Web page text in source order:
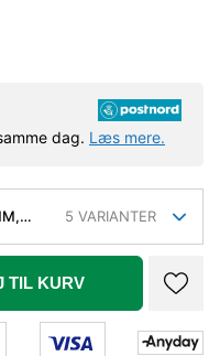
dag. Læs mere.
5 VARIANTER
TIL KURV